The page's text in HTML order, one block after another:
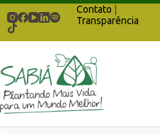
Pular
para
conteúdo
Contato
Transparência